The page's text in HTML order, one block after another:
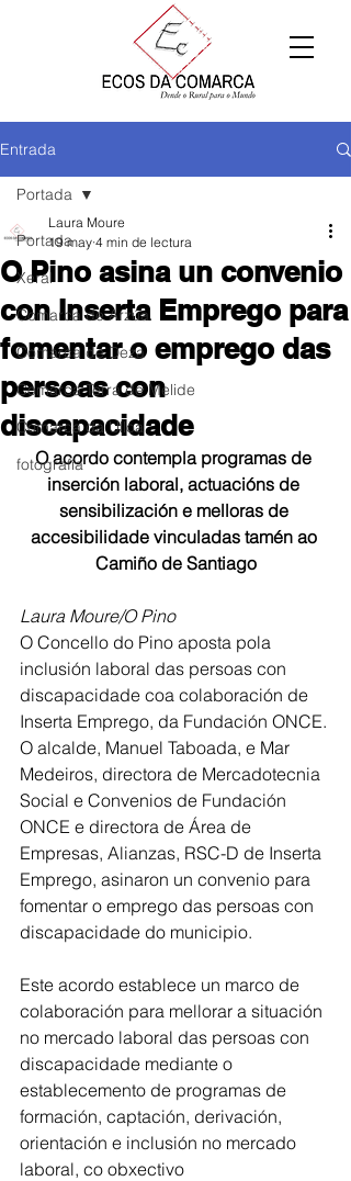
Entrada
Portada
Xeral
Comarca de Arzúa
Comarca de Deza
Comarca Terra de Melide
Comarca da Ulloa
fotografía
Portada
O Pino asina un convenio
con Inserta Emprego para
fomentar o emprego das
persoas con
discapacidade
Laura Moure
19 may 4 min de lectura
O acordo contempla programas de
inserción laboral, actuacións de
sensibilización e melloras de
accesibilidade vinculadas tamén ao
Camiño de Santiago
Laura Moure/O Pino
O Concello do Pino aposta pola
inclusión laboral das persoas con
discapacidade coa colaboración de
Inserta Emprego, da Fundación ONCE.
O alcalde, Manuel Taboada, e Mar
Medeiros, directora de Mercadotecnia
Social e Convenios de Fundación
ONCE e directora de Área de
Empresas, Alianzas, RSC-D de Inserta
Emprego, asinaron un convenio para
fomentar o emprego das persoas con
discapacidade do municipio.
Este acordo establece un marco de
colaboración para mellorar a situación
no mercado laboral das persoas con
discapacidade mediante o
establecemento de programas de
formación, captación, derivación,
orientación e inclusión no mercado
laboral, co obxectivo